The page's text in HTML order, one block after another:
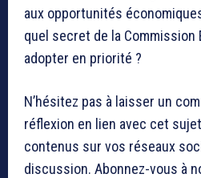
aux opportunités
quel secret de la Commission
adopter en priorité ?
N’hésitez pas à laisser un
réflexion en lien avec cet
contenus sur vos réseaux
discussion. Abonnez-vous à